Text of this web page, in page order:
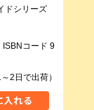
ドシリーズ
コード 9
2日で出荷）